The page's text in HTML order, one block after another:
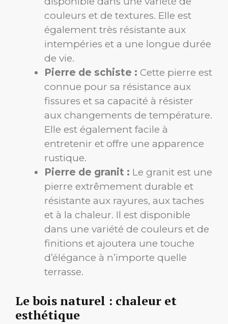
couleurs et de textures. Elle est
également très résistante aux
intempéries et a une longue durée
de vie.
Pierre de schiste : Cette pierre est
connue pour sa résistance aux
fissures et sa capacité à résister
aux changements de température.
Elle est également facile à
entretenir et offre une apparence
rustique.
Pierre de granit : Le granit est une
pierre extrêmement durable et
résistante aux rayures, aux taches
et à la chaleur. Il est disponible
dans une variété de couleurs et de
finitions et ajoutera une touche
d’élégance à n’importe quelle
terrasse.
Le bois naturel : chaleur et
esthétique